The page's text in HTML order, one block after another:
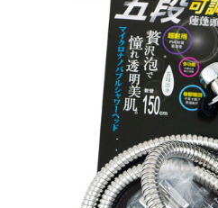
１．透過由恩沛科技股份有限公司提供
易，需依本服務之必要範圍內提供個人
權轉讓予恩沛科技股份有限公司。
２．關於個人資料處理事宜，請瀏覽以下
https://aftee.tw/terms/#terms3
３．未成年的使用者請事先徵得法定代
「AFTEE先享後付」，若未經同意申辦
４．使用「AFTEE先享後付」時，將依
時審查核予不同之上限額度；若仍有額
請求用戶進行身份認證。
每筆NT$100，滿NT$1,000(含以上)
本島宅配1~2天後到
每筆NT$80，滿NT$490(含以上)免
每筆NT$150，滿NT$3,000(含以上)
每筆NT$150，滿NT$3,000(含以上)